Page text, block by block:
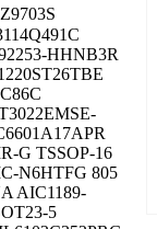
HHNB3R
G TSSOP-16
N6HTFG 805
AIC1189-
5